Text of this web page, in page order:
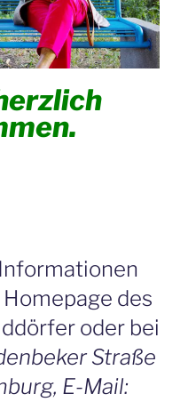
des
oder bei
Straße
E-Mail: